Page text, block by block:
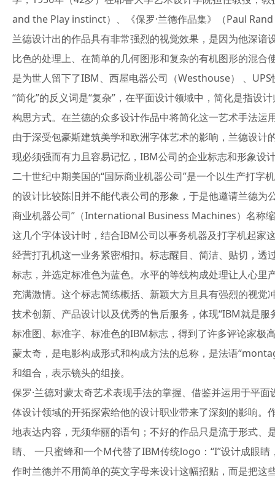
and the Play instinct）、《保罗·兰德作品集》（Paul
兰德设计出的作品具有非常强烈的视觉效果，是因为他深
比色的处理上、在简单的几何图形和复杂的有机图形的混
是为世人留下了IBM、西屋电器公司（Westhouse） 、
“简化”的反义词是“复杂”，在平面设计领域中，简化是指
构思方式。在兰德的众多设计作品中将简化这一艺术手法运
由于深受包豪斯建筑美学和欧洲字体艺术的影响，兰德设
现必须强而有力且容易记忆，IBM公司的企业标志和形象设
二十世纪中期美国的“国际商业机器公司”是一个以生产打字
的设计比较陈旧并不能代表公司的形象，于是他邀请兰德为
商业机器公司”（International Business Machines）名称
这几个字体设计时，结合IBM公司以事务机器及打字机起家
经营打孔机这一业务紧密相扣。标志醒目、简洁、贴切，
标志，并选定标准色为蓝色。水平的等线构成处理让人心
充满激情。这个标志简练概括、新颖大方且具有强烈的视
技术创新、产品设计以及优秀的售后服务，体现“IBM就是
标准图、标准字、标准色的IBM标志，得到了许多评论家极
蒙太奇，是电影构成形式和构成方法的总称，是法语
和组合，表示镜头的组接。
保罗·兰德对蒙太奇艺术表现手法的掌握、借鉴并运用于平
体设计领域的开拓探索给他的设计职业带来了深刻的影响。
地表达内容，无须华丽的语句；不好的作品只是流于形式
睛、 一只蜜蜂和一个M代替了IBM传统logo：“I”设计成眼
作时兰德并不用简单的英文字母来设计这幅招贴，而是把